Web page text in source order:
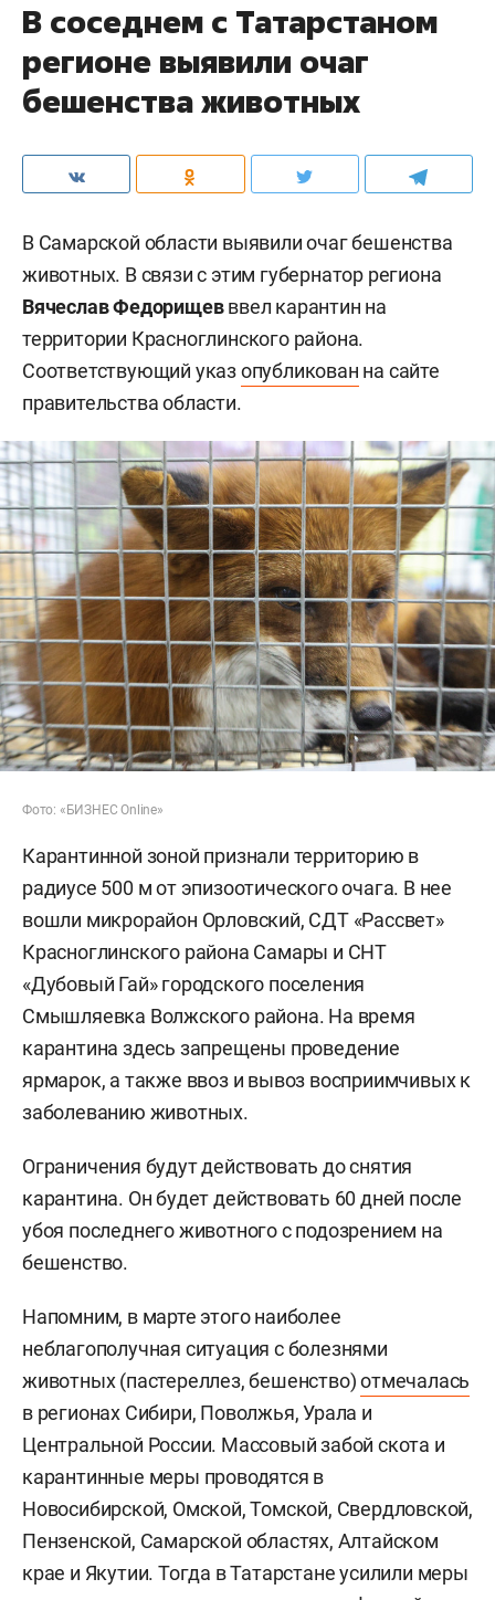
В соседнем с Татарстаном
регионе выявили очаг
бешенства животных
В Самарской области выявили очаг бешенства
животных. В связи с этим губернатор региона
Вячеслав Федорищевввел карантин на
территории Красноглинского района.
Соответствующий указопубликован на сайте
правительства области.
Фото: «БИЗНЕС Online»
Карантинной зоной признали территорию в
радиусе 500 м от эпизоотического очага. В нее
вошли микрорайон Орловский, СДТ «Рассвет»
Красноглинского района Самары и СНТ
«Дубовый Гай» городского поселения
Смышляевка Волжского района. На время
карантина здесь запрещены проведение
ярмарок, а также ввоз и вывоз восприимчивых к
заболеванию животных.
Ограничения будут действовать до снятия
карантина. Он будет действовать 60 дней после
убоя последнего животного с подозрением на
бешенство.
Напомним, в марте этого наиболее
неблагополучная ситуация с болезнями
животных (пастереллез, бешенство)отмечалась
в регионах Сибири, Поволжья, Урала и
Центральной России. Массовый забой скота и
карантинные меры проводятся в
Новосибирской, Омской, Томской, Свердловской,
Пензенской, Самарской областях, Алтайском
крае и Якутии. Тогда в Татарстане усилили меры